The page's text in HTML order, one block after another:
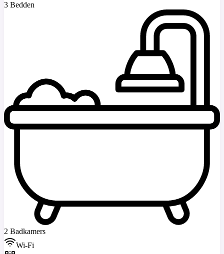
3 Bedden
2 Badkamers
Wi-Fi